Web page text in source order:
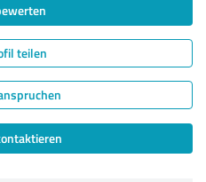
teilen